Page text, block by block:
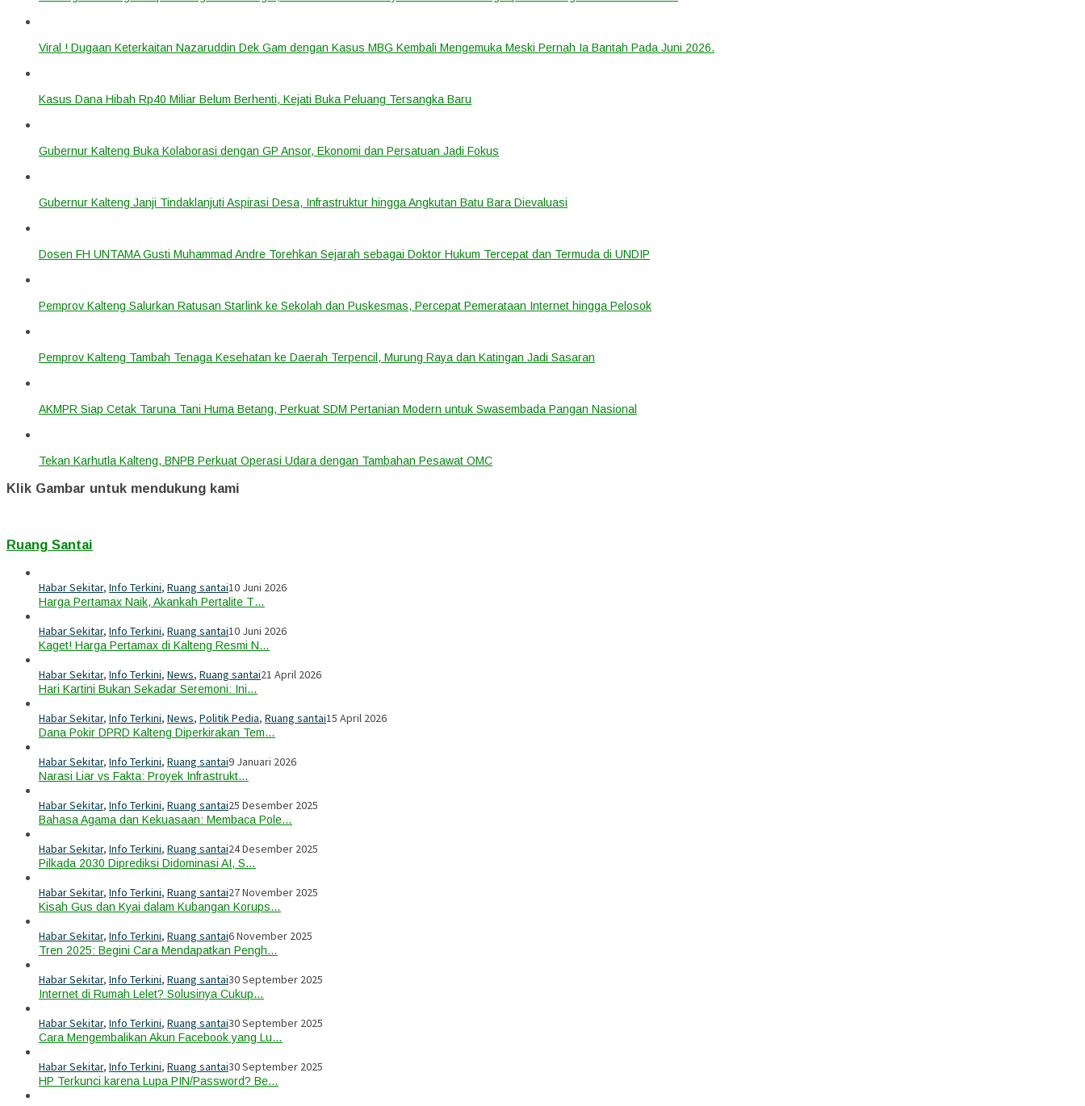
Viral ! Dugaan Keterkaitan Nazaruddin Dek Gam dengan Kasus MBG Kembali Mengemuka Meski Pernah Ia Bantah Pada Juni 2026.
Kasus Dana Hibah Rp40 Miliar Belum Berhenti, Kejati Buka Peluang Tersangka Baru
Gubernur Kalteng Buka Kolaborasi dengan GP Ansor, Ekonomi dan Persatuan Jadi Fokus
Gubernur Kalteng Janji Tindaklanjuti Aspirasi Desa, Infrastruktur hingga Angkutan Batu Bara Dievaluasi
Dosen FH UNTAMA Gusti Muhammad Andre Torehkan Sejarah sebagai Doktor Hukum Tercepat dan Termuda di UNDIP
Pemprov Kalteng Salurkan Ratusan Starlink ke Sekolah dan Puskesmas, Percepat Pemerataan Internet hingga Pelosok
Pemprov Kalteng Tambah Tenaga Kesehatan ke Daerah Terpencil, Murung Raya dan Katingan Jadi Sasaran
AKMPR Siap Cetak Taruna Tani Huma Betang, Perkuat SDM Pertanian Modern untuk Swasembada Pangan Nasional
Tekan Karhutla Kalteng, BNPB Perkuat Operasi Udara dengan Tambahan Pesawat OMC
Klik Gambar untuk mendukung kami
Ruang Santai
Habar Sekitar, Info Terkini, Ruang santai10 Juni 2026
Harga Pertamax Naik, Akankah Pertalite T…
Habar Sekitar, Info Terkini, Ruang santai10 Juni 2026
Kaget! Harga Pertamax di Kalteng Resmi N…
Habar Sekitar, Info Terkini, News, Ruang santai21 April 2026
Hari Kartini Bukan Sekadar Seremoni: Ini…
Habar Sekitar, Info Terkini, News, Politik Pedia, Ruang santai15 April 2026
Dana Pokir DPRD Kalteng Diperkirakan Tem…
Habar Sekitar, Info Terkini, Ruang santai9 Januari 2026
Narasi Liar vs Fakta: Proyek Infrastrukt…
Habar Sekitar, Info Terkini, Ruang santai25 Desember 2025
Bahasa Agama dan Kekuasaan: Membaca Pole…
Habar Sekitar, Info Terkini, Ruang santai24 Desember 2025
Pilkada 2030 Diprediksi Didominasi AI, S…
Habar Sekitar, Info Terkini, Ruang santai27 November 2025
Kisah Gus dan Kyai dalam Kubangan Korups…
Habar Sekitar, Info Terkini, Ruang santai6 November 2025
Tren 2025: Begini Cara Mendapatkan Pengh…
Habar Sekitar, Info Terkini, Ruang santai30 September 2025
Internet di Rumah Lelet? Solusinya Cukup…
Habar Sekitar, Info Terkini, Ruang santai30 September 2025
Cara Mengembalikan Akun Facebook yang Lu…
Habar Sekitar, Info Terkini, Ruang santai30 September 2025
HP Terkunci karena Lupa PIN/Password? Be…